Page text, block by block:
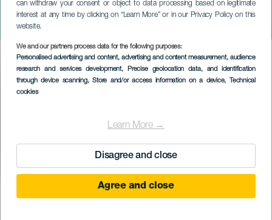
can withdraw your consent or object to data processing based on legitimate
interest at any time by clicking on “Learn More” or in our Privacy Policy on this
website.
We and our partners process data for the following purposes:
Personalised advertising and content, advertising and content measurement, audience
research and services development, Precise geolocation data, and identification
through device scanning, Store and/or access information on a device, Technical
cookies
Learn More →
Disagree and close
Agree and close
Angaro av Pieles
TENERIFE
Imagen
Listado